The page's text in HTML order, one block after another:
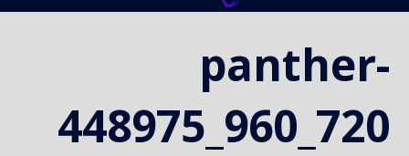
panther-
448975_960_720